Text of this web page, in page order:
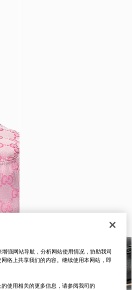
强网站导航，分析网站使用情况，协助我司
络上共享我们的内容。继续使用本网站，即
使用相关的更多信息，请参阅我司的